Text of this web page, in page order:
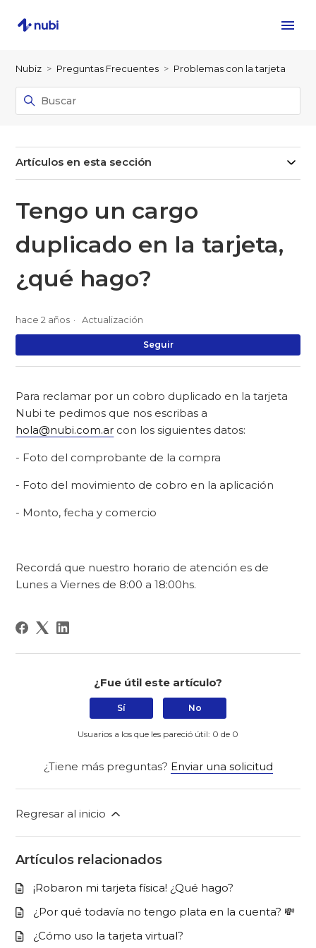
Nubiz Preguntas Frecuentes Problemas con la tarjeta
Artículos en esta sección
Tengo un cargo
duplicado en la tarjeta,
¿qué hago?
hace 2 años Actualización
Seguir
Para reclamar por un cobro duplicado en la tarjeta
Nubi te pedimos que nos escribas a
hola@nubi.com.ar con los siguientes datos:
- Foto del comprobante de la compra
- Foto del movimiento de cobro en la aplicación
- Monto, fecha y comercio
Recordá que nuestro horario de atención es de
Lunes a Viernes de 8:00 a 18:00hs.
¿Fue útil este artículo?
Sí No
Usuarios a los que les pareció útil: 0 de 0
¿Tiene más preguntas? Enviar una solicitud
Regresar al inicio
Artículos relacionados
¡Robaron mi tarjeta física! ¿Qué hago?
¿Por qué todavía no tengo plata en la cuenta? 💸
¿Cómo uso la tarjeta virtual?